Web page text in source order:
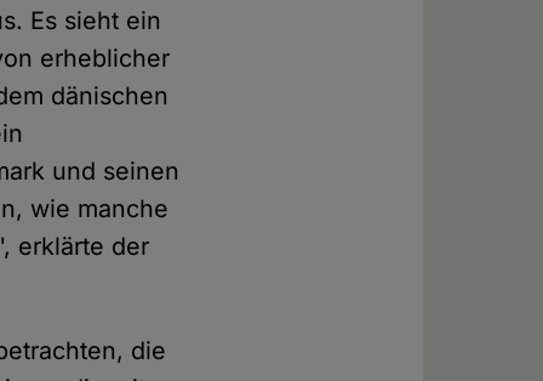
Es sieht ein
erheblicher
dänischen
und seinen
wie manche
erklärte der
die